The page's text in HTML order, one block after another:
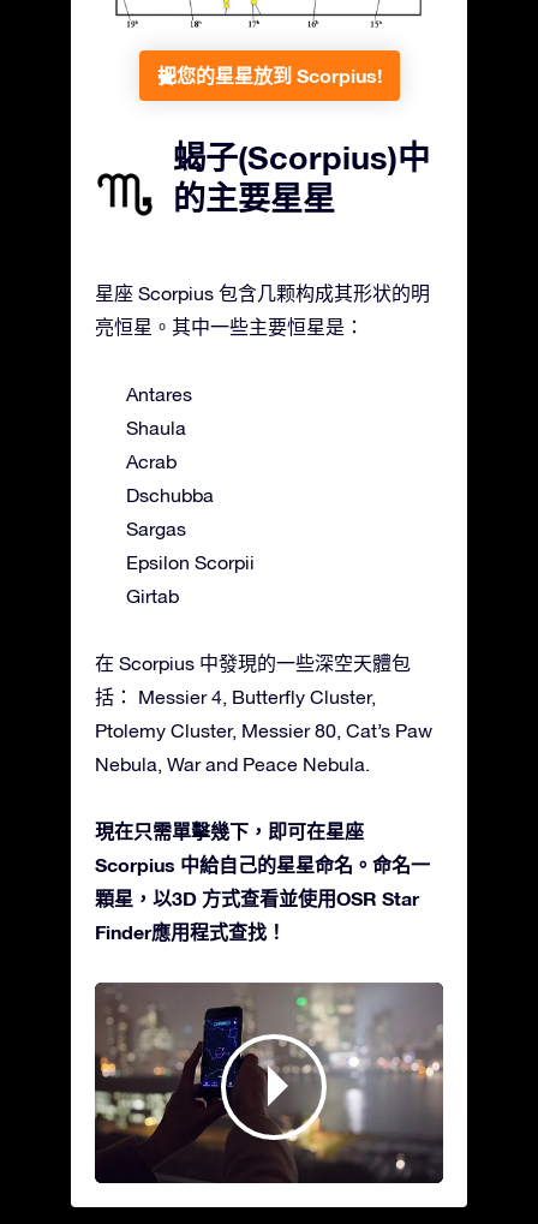
把您的星星放到 Scorpius!
蝎子(Scorpius)中
的主要星星
星座 Scorpius 包含几颗构成其形状的明
亮恒星。其中一些主要恒星是：
Antares
Shaula
Acrab
Dschubba
Sargas
Epsilon Scorpii
Girtab
在 Scorpius 中發現的一些深空天體包
括： Messier 4, Butterfly Cluster,
Ptolemy Cluster, Messier 80, Cat’s Paw
Nebula, War and Peace Nebula.
現在只需單擊幾下，即可在星座
Scorpius 中給自己的星星命名。命名一
顆星，以3D 方式查看並使用OSR Star
Finder應用程式查找！